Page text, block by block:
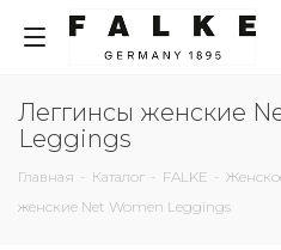
Леггинсы женские
Leggings
Главная - Каталог - FALKE -
женские Net Women Leggings